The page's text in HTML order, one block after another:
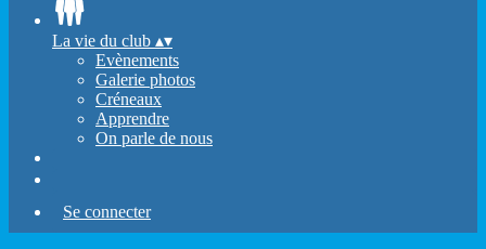
La vie du club ▴▾
Evènements
Galerie photos
Créneaux
Apprendre
On parle de nous
Se connecter